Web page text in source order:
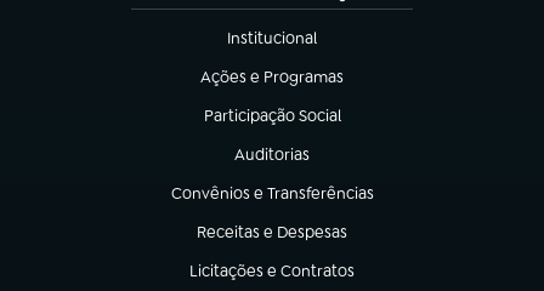
Institucional
(abre em nova aba)
Ações e Programas
(abre em nova aba)
Participação Social
(abre em nova aba)
Auditorias
(abre em nova aba)
Convênios e Transferências
(abre em nova aba)
Receitas e Despesas
(abre em nova aba)
Licitações e Contratos
(abre em nova aba)